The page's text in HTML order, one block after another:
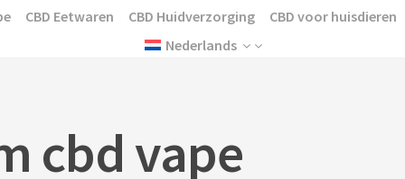
CBD Eetwaren CBD Huidverzorging
CBD voor huisdieren
Nederlands
cbd vape